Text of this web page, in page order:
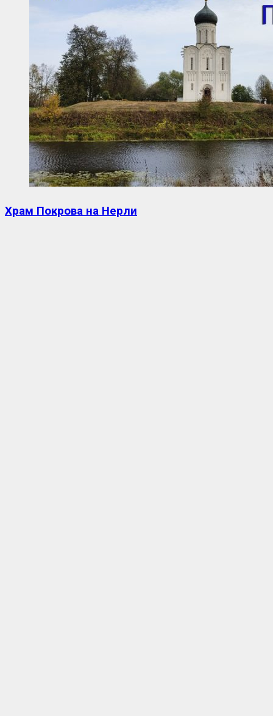
Храм Покрова на Нерли